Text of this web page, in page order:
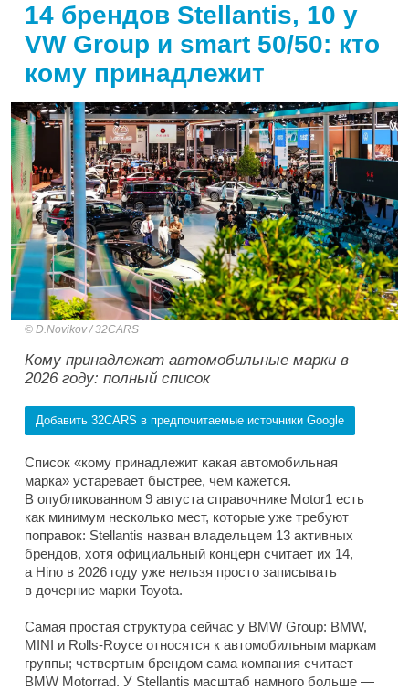
14 брендов Stellantis, 10 у
VW Group и smart 50/50: кто
кому принадлежит
D.Novikov / 32CARS
Кому принадлежат автомобильные марки в
2026 году: полный список
Добавить 32CARS в предпочитаемые источники Google
Список «кому принадлежит какая автомобильная
марка» устаревает быстрее, чем кажется.
В опубликованном 9 августа справочнике Motor1 есть
как минимум несколько мест, которые уже требуют
поправок: Stellantis назван владельцем 13 активных
брендов, хотя официальный концерн считает их 14,
а Hino в 2026 году уже нельзя просто записывать
в дочерние марки Toyota.
Самая простая структура сейчас у BMW Group: BMW,
MINI и Rolls-Royce относятся к автомобильным маркам
группы; четвертым брендом сама компания считает
BMW Motorrad. У Stellantis масштаб намного больше —